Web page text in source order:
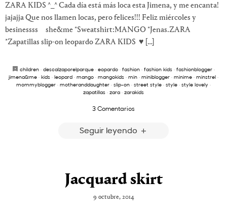
ZARA KIDS ^_^ Cada día está más loca esta Jimena, y me encanta!
jajajja Que nos llamen locas, pero felices!!! Feliz miércoles y
besinessss she&me *Sweatshirt:MANGO *Jenas.ZARA
*Zapatillas slip-on leopardo ZARA KIDS ♥ […]
children · descalzaporelparque · eopardo · fashion · fashion kids · fashionblogger ·
jimena&me · kids · leopard · mango · mangokids · min · miniblogger · minime · minstrel ·
mommyblogger · motheranddaughter · slip-on · street style · style · style lovely ·
zapatillas · zara · zarakids
3 Comentarios
Seguir leyendo
Jacquard skirt
9 octubre, 2014